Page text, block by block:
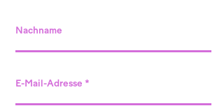
Nachname
E-Mail-Adresse